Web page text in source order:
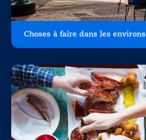
Choses à faire dans les environs